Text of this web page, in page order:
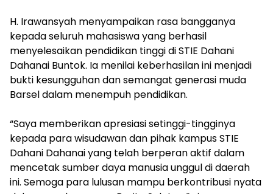
‎H. Irawansyah menyampaikan rasa bangganya
kepada seluruh mahasiswa yang berhasil
menyelesaikan pendidikan tinggi di STIE Dahani
Dahanai Buntok. Ia menilai keberhasilan ini menjadi
bukti kesungguhan dan semangat generasi muda
Barsel dalam menempuh pendidikan.
‎“Saya memberikan apresiasi setinggi-tingginya
kepada para wisudawan dan pihak kampus STIE
Dahani Dahanai yang telah berperan aktif dalam
mencetak sumber daya manusia unggul di daerah
ini. Semoga para lulusan mampu berkontribusi nyata